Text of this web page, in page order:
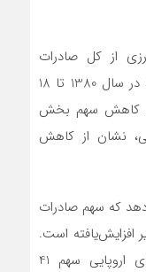
از کل صادرات
غیرنفتی کشور تغییر کرده و از 24 درصد در سال 1380 تا 18
است. کاهش سهم بخش
نشان از کاهش
که سهم صادرات
است.
بر این اساس در سال 1380، کشورهای اروپایی سهم 41